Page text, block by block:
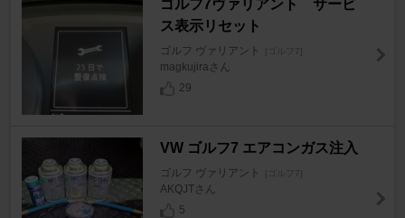
ゴルフ7ヴァリアント サービ
ス表示リセット
ゴルフ ヴァリアント [ゴルフ7]
magkujiraさん
29
VW ゴルフ7 エアコンガス注入
ゴルフ ヴァリアント [ゴルフ7]
AKQJTさん
5